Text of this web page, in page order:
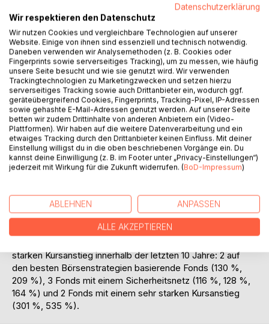
IN DEN WARENKORB
Auf die Merkliste
Titel bewerten
BESCHREIBUNG
notwendig: Einige Grundkenntnisse über die Börse und die
Kenntnis der besten Strategien, die von den
erfolgreichsten Börsenspekulanten entwickelt wurden. Der
starken Kursanstieg innerhalb der letzten 10 Jahre: 2 auf
den besten Börsenstrategien basierende Fonds (130 %,
209 %), 3 Fonds mit einem Sicherheitsnetz (116 %, 128 %,
164 %) und 2 Fonds mit einem sehr starken Kursanstieg
(301 %, 535 %).
Datenschutzerklärung
Wir respektieren den Datenschutz
Wir nutzen Cookies und vergleichbare Technologien auf unserer
Website. Einige von ihnen sind essenziell und technisch notwendig.
Daneben verwenden wir Analysemethoden (z. B. Cookies oder
Fingerprints sowie serverseitiges Tracking), um zu messen, wie häufig
unsere Seite besucht und wie sie genutzt wird. Wir verwenden
Trackingtechnologien zu Marketingzwecken und setzen hierzu
serverseitiges Tracking sowie auch Drittanbieter ein, wodurch ggf.
geräteübergreifend Cookies, Fingerprints, Tracking-Pixel, IP-Adressen
sowie gehashte E-Mail-Adressen genutzt werden. Auf unserer Seite
betten wir zudem Drittinhalte von anderen Anbietern ein (Video-
Plattformen). Wir haben auf die weitere Datenverarbeitung und ein
etwaiges Tracking durch den Drittanbieter keinen Einfluss. Mit deiner
Einstellung willigst du in die oben beschriebenen Vorgänge ein. Du
kannst deine Einwilligung (z. B. im Footer unter „Privacy-Einstellungen“)
jederzeit mit Wirkung für die Zukunft widerrufen. (BoD-Impressum)
ABLEHNEN ANPASSEN
ALLE AKZEPTIEREN